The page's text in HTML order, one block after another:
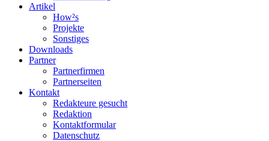
Artikel
How²s
Projekte
Sonstiges
Downloads
Partner
Partnerfirmen
Partnerseiten
Kontakt
Redakteure gesucht
Redaktion
Kontaktformular
Datenschutz